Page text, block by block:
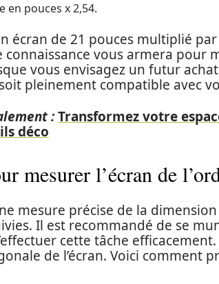
en pouces x 2,54.
écran de 21 pouces multiplié
connaissance vous armera pour
vous envisagez un futur
pleinement compatible avec
:Transformez votre
déco
mesurer l’écran de
mesure précise de la
Il est recommandé de se
cette tâche
de l’écran. Voici comment